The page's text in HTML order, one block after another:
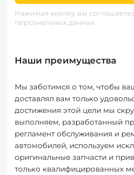
Нажимая кнопку вы
персональных данных
Наши преимущества
Мы заботимся о том, чтобы
доставлял вам только
достижения этой цели мы
выполняем, разработанный
регламент обслуживания и
автомобилей, используем
оригинальные запчасти и
только квалифицированных